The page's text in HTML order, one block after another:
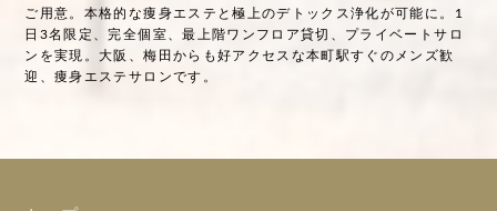
ご用意。本格的な痩身エステと極上のデトックス浄化が可能に。1
日3名限定、完全個室、最上階ワンフロア貸切、プライベートサロ
ンを実現。大阪、梅田からも好アクセスな本町駅すぐのメンズ歓
迎、痩身エステサロンです。